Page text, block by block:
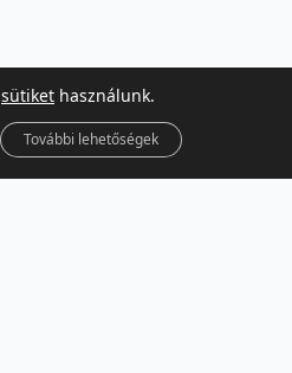
sütiket használunk.
További lehetőségek